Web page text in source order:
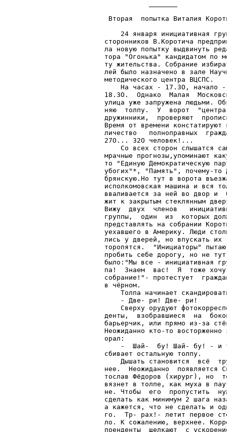
Вторая  попытка Виталия
24 января инициативная
сторонников В.Коротича
ла новую попытку выдвинуть
тора "Огонька" кандидатом по
ту жительства. Собрание
лей было назначено в зале
методического центра
На часах - 17.3О, начало
18.3О.  Однако  Малая
улица уже запружена
няю  толпу.  У  ворот
дружинники,  проверяют
Время от времени
личество   полноправных
27О... 32О человек!...
Со всех сторон слышатся
мрачные прогнозы,упоминают
то "Единую Демократическую
убогих"*, "Память", почему-то
брянскую.Но тут в ворота
исполкомовская машина и вся
вваливается за ней во двор
жит к закрытым стеклянным
Вижу  двух  членов
группы,  один  из  которых
представлять на собрании
уехавшего в Америку. Люди
лись у дверей, но впускать
торопятся.  "Инициаторы"
пробить себе дорогу, но не
было:"Мы все - инициативная
па!  Знаем  вас!  Я  тоже
собрание!"- протестует
в чёрном.
Толпа начинает
- Две- ри! Две- ри!
Сверху орудуют
денты,  взобравшиеся  на
барьерчик, или прямо из-за
Неожиданно кто-то
орал:
-  Шай-  бу! Шай- бу! - и
сбивает остальную толпу.
Дышать становится  всё
нее.  Неожиданно  появляется
тослав Фёдоров (хирург), но
вязнет в толпе, как муха в
не. Чтобы  его  пропустить
сделать как минимум 2 шага
а кажется, что не сделать и
го.  Тр- рах!- летит первое
ло. К сожалению, верхнее.
поенденты  щелкают  с